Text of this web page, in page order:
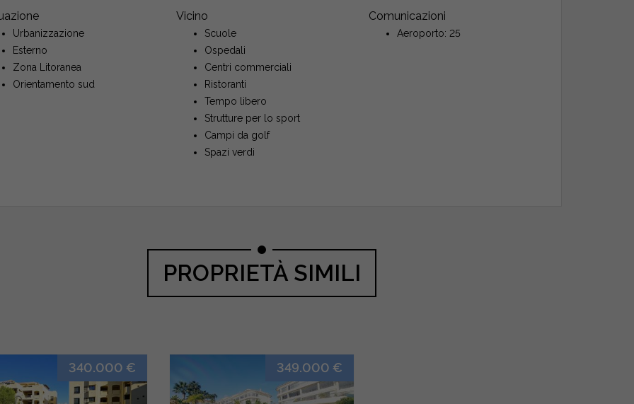
Urbanizzazione
Esterno
Zona Litoranea
Orientamento sud
Vicino
Scuole
Ospedali
Centri commerciali
Ristoranti
Tempo libero
Strutture per lo sport
Campi da golf
Spazi verdi
Comunicazioni
Aeroporto: 25
PROPRIETÀ SIMILI
340.000 € 349.000 €